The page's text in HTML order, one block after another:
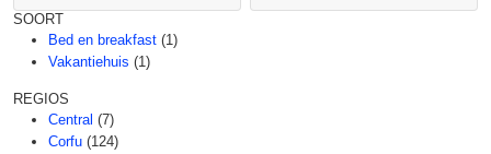
SOORT
Bed en breakfast (1)
Vakantiehuis (1)
REGIOS
Central (7)
Corfu (124)